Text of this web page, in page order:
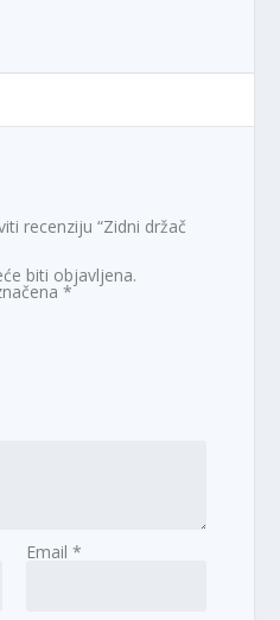
recenziju “Zidni držač
biti objavljena.
*
Email *